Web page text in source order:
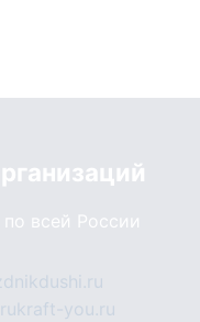
всей России
kraft-you.ru